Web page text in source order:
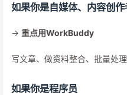
如果你是自媒体、内容创作
→ 重点用WorkBuddy
写文章、做资料整合、批量处
如果你是程序员